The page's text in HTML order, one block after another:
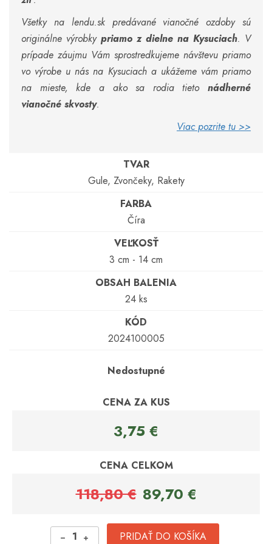
Všetky na lendu.sk predávané vianočné ozdoby sú
originálne výrobky priamo z dielne na Kysuciach. V
prípade záujmu Vám sprostredkujeme návštevu priamo
vo výrobe u nás na Kysuciach a ukážeme vám priamo
na mieste, kde a ako sa rodia tieto nádherné
vianočné skvosty.
Viac pozrite tu >>
TVAR
Gule, Zvončeky, Rakety
FARBA
Číra
VEĽKOSŤ
3 cm - 14 cm
OBSAH BALENIA
24 ks
KÓD
2024100005
Nedostupné
CENA ZA KUS
3,75 €
CENA CELKOM
118,80 € 89,70 €
1 PRIDAŤ DO KOŠÍKA